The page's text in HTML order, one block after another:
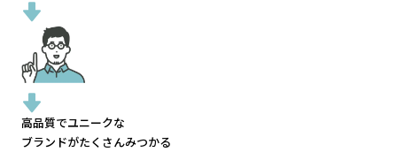
高品質でユニークな
ブランドがたくさんみつかる